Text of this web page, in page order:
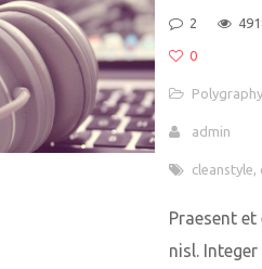
2
0
Polygraphy
admin
cleanstyle
Praesent et
nisl.